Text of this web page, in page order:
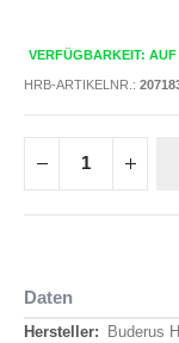
VERFÜGBARKEIT:
HRB-ARTIKELNR.:
Daten
Daten
Buderus